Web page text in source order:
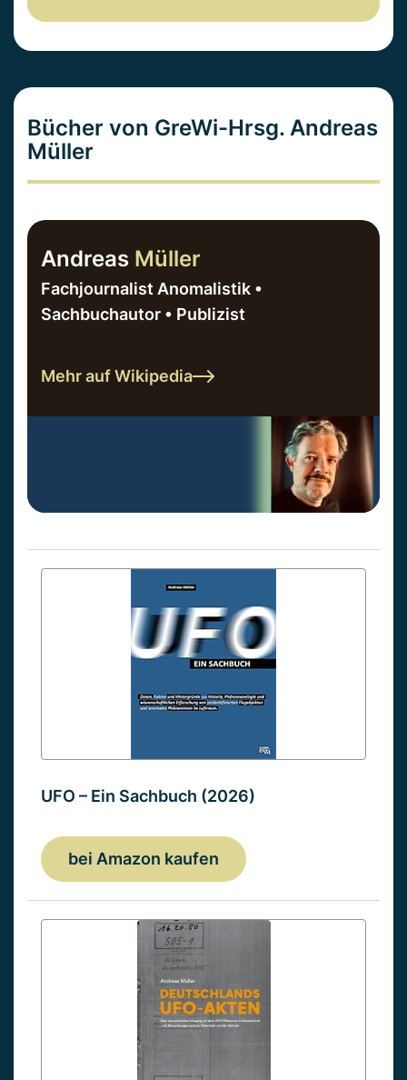
Bücher von GreWi-Hrsg. Andreas
Müller
Andreas Müller
Fachjournalist Anomalistik •
Sachbuchautor • Publizist
Mehr auf Wikipedia
UFO – Ein Sachbuch (2026)
bei Amazon kaufen